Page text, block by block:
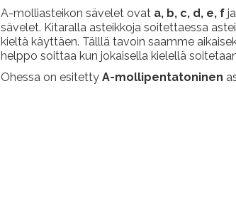
A-molliasteikon sävelet ovat a, b, c, d, e, f ja
sävelet. Kitaralla asteikkoja soitettaessa
kieltä käyttäen. Tälllä tavoin saamme
helppo soittaa kun jokaisella kielellä
Ohessa on esitetty A-mollipentatoninen